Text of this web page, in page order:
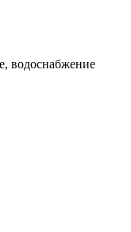
водоснабжение